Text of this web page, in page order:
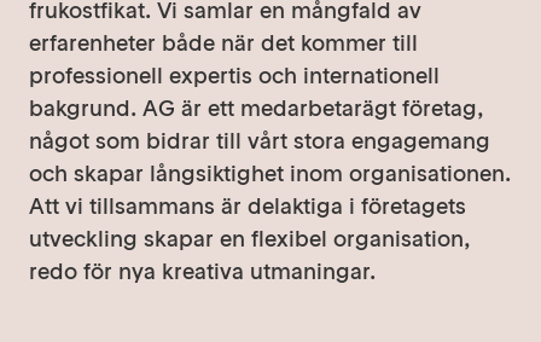
frukostfikat. Vi samlar en mångfald av
erfarenheter både när det kommer till
professionell expertis och internationell
bakgrund. AG är ett medarbetarägt företag,
något som bidrar till vårt stora engagemang
och skapar långsiktighet inom organisationen.
Att vi tillsammans är delaktiga i företagets
utveckling skapar en flexibel organisation,
redo för nya kreativa utmaningar.